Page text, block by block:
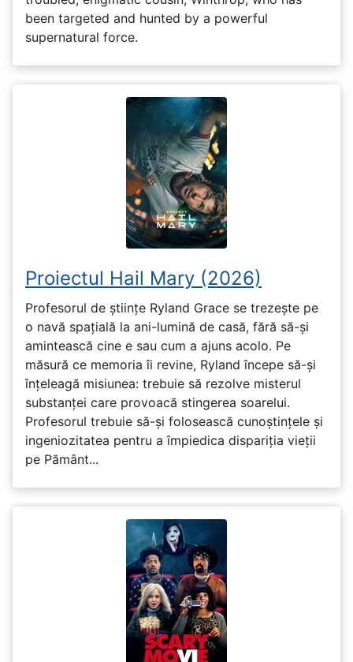
been targeted and hunted by a powerful
supernatural force.
Proiectul Hail Mary (2026)
Profesorul de științe Ryland Grace se trezește pe
o navă spațială la ani-lumină de casă, fără să-și
amintească cine e sau cum a ajuns acolo. Pe
măsură ce memoria îi revine, Ryland începe să-și
înțeleagă misiunea: trebuie să rezolve misterul
substanței care provoacă stingerea soarelui.
Profesorul trebuie să-și folosească cunoștințele și
ingeniozitatea pentru a împiedica dispariția vieții
pe Pământ...